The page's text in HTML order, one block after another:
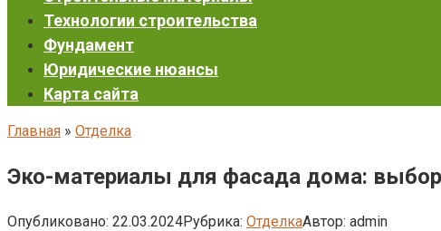
Технологии строительства
Фундамент
Юридические нюансы
Карта сайта
Главная » Отделка
Эко-материалы для фасада дома:
Опубликовано: 22.03.2024Рубрика: ОтделкаАвтор: admin